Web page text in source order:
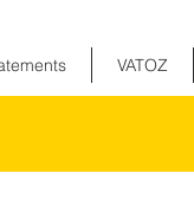
VATOZ